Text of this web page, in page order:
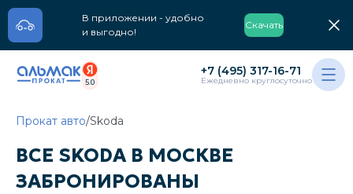
В приложении - удобно
и выгодно!
Скачать
5.0
+7 (495) 317-16-71
Ежедневно круглосуточно
Прокат авто/Skoda
ВСЕ SKODAВ МОСКВЕ
ЗАБРОНИРОВАНЫ